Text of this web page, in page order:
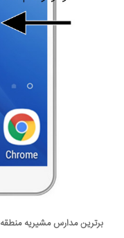
برترین مدارس مشیریه منطقه 15